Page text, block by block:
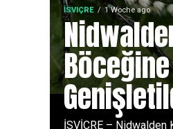
İSVIÇRE 1 Woche ago
İSVİÇRE – Nidwalden